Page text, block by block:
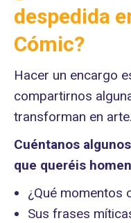
despedida
Cómic?
Hacer un encargo
compartirnos
transforman en
Cuéntanos
que queréis
¿Qué momentos
Sus frases